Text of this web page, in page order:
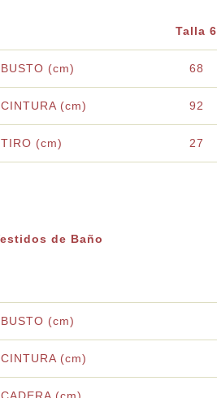
Talla 6
BUSTO (cm) 68
CINTURA (cm) 92
TIRO (cm) 27
de Baño
BUSTO (cm)
CINTURA (cm)